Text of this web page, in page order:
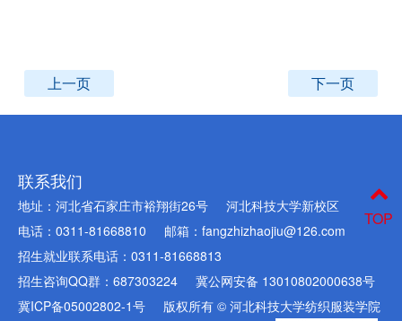
上一页 下一页
联系我们
地址：河北省石家庄市裕翔街26号
河北科技大学新校区
电话：0311-81668810
邮箱：fangzhizhaojiu@126.com
招生就业联系电话：0311-81668813
招生咨询QQ群：687303224
冀公网安备 13010802000638号
冀ICP备05002802-1号
版权所有 © 河北科技大学纺织服装学院
TOP